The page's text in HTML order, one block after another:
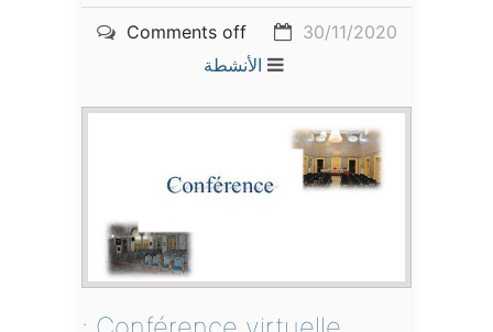
30/11/2020
Comments off
الأنشطة